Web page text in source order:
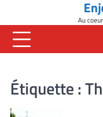
content
Au
Étiquette :